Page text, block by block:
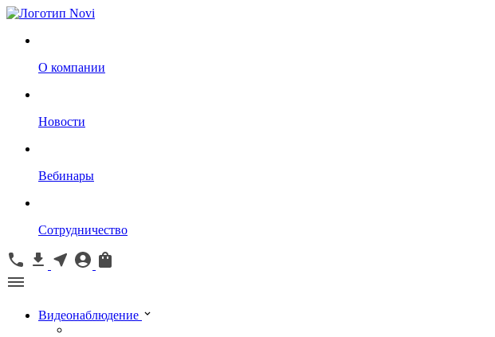
О компании
Новости
Вебинары
Сотрудничество
Видеонаблюдение